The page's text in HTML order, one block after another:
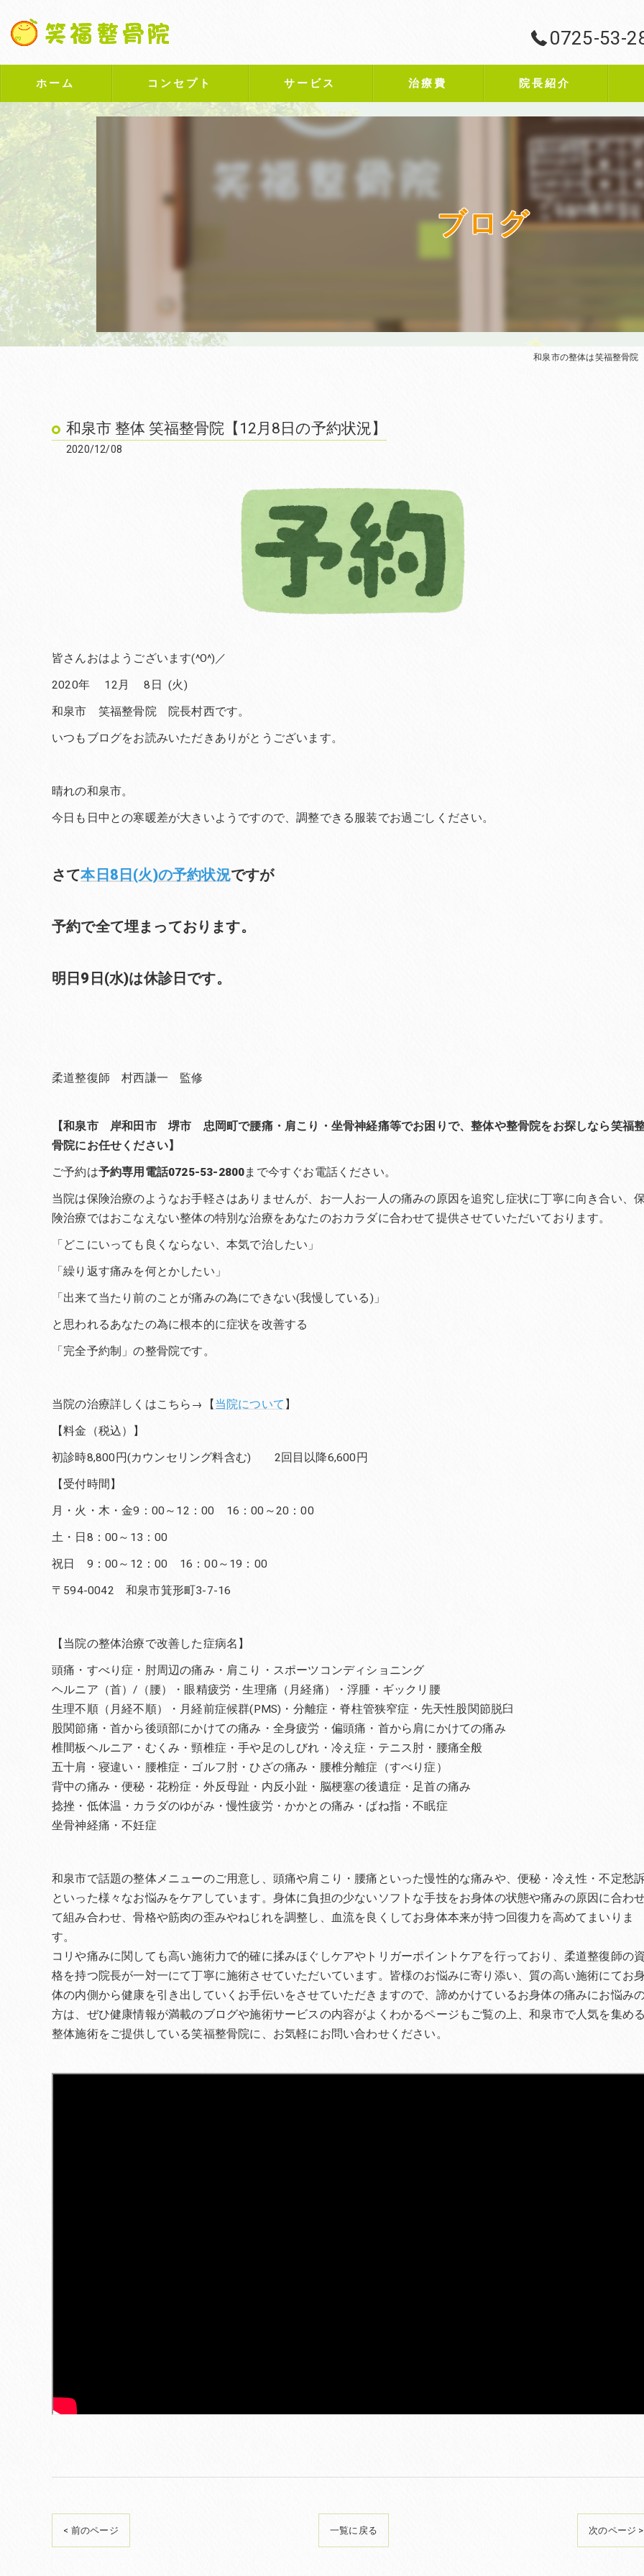
0725-53-
ホーム コンセプト サービス 治療費 院長紹介
ブログ
和泉市の整体は笑福整骨院
和泉市 整体 笑福整骨院【12月8日の予約状況】
2020/12/08
皆さんおはようございます(^O^)／
2020年 12月 8日 (火)
和泉市 笑福整骨院 院長村西です。
いつもブログをお読みいただきありがとうございます。
晴れの和泉市。
今日も日中との寒暖差が大きいようですので、調整できる服装でお過ごしください。
さて本日8日(火)の予約状況ですが
予約で全て埋まっております。
明日9日(水)は休診日です。
柔道整復師 村西謙一 監修
【和泉市 岸和田市 堺市 忠岡町で腰痛・肩こり・坐骨神経痛等でお困りで、整体や整骨院をお探しなら笑福
骨院にお任せください】
ご予約は予約専用電話0725-53-2800まで今すぐお電話ください。
当院は保険治療のようなお手軽さはありませんが、お一人お一人の痛みの原因を追究し症状に丁寧に向き合い、
険治療ではおこなえない整体の特別な治療をあなたのおカラダに合わせて提供させていただいております。
「どこにいっても良くならない、本気で治したい」
「繰り返す痛みを何とかしたい」
「出来て当たり前のことが痛みの為にできない(我慢している)」
と思われるあなたの為に根本的に症状を改善する
「完全予約制」の整骨院です。
当院の治療詳しくはこちら→【 当院について 】
【料金（税込）】
初診時8,800円(カウンセリング料含む) 2回目以降6,600円
【受付時間】
月・火・木・金9：00～12：00 16：00～20：00
土・日8：00～13：00
祝日 9：00～12：00 16：00～19：00
〒594-0042 和泉市箕形町3-7-16
【当院の整体治療で改善した症病名】
頭痛・すべり症・肘周辺の痛み・肩こり・スポーツコンディショニング
ヘルニア（首）/（腰）・眼精疲労・生理痛（月経痛）・浮腫・ギックリ腰
生理不順（月経不順）・月経前症候群(PMS)・分離症・脊柱管狭窄症・先天性股関節脱臼
股関節痛・首から後頭部にかけての痛み・全身疲労・偏頭痛・首から肩にかけての痛み
椎間板ヘルニア・むくみ・頸椎症・手や足のしびれ・冷え症・テニス肘・腰痛全般
五十肩・寝違い・腰椎症・ゴルフ肘・ひざの痛み・腰椎分離症（すべり症）
背中の痛み・便秘・花粉症・外反母趾・内反小趾・脳梗塞の後遺症・足首の痛み
捻挫・低体温・カラダのゆがみ・慢性疲労・かかとの痛み・ばね指・不眠症
坐骨神経痛・不妊症
和泉市で話題の整体メニューのご用意し、頭痛や肩こり・腰痛といった慢性的な痛みや、便秘・冷え性・不定愁
といった様々なお悩みをケアしています。身体に負担の少ないソフトな手技をお身体の状態や痛みの原因に合わ
て組み合わせ、骨格や筋肉の歪みやねじれを調整し、血流を良くしてお身体本来が持つ回復力を高めてまいりま
す。
コリや痛みに関しても高い施術力で的確に揉みほぐしケアやトリガーポイントケアを行っており、柔道整復師の
格を持つ院長が一対一にて丁寧に施術させていただいています。皆様のお悩みに寄り添い、質の高い施術にてお
体の内側から健康を引き出していくお手伝いをさせていただきますので、諦めかけているお身体の痛みにお悩み
方は、ぜひ健康情報が満載のブログや施術サービスの内容がよくわかるページもご覧の上、和泉市で人気を集め
整体施術をご提供している笑福整骨院に、お気軽にお問い合わせください。
< 前のページ 一覧に戻る 次のページ >